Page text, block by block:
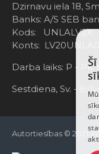
Dzirnavu iela 18,
Banks: A/S SEB
Kods: UNLALV2X
Konts:
Darba laiks: P - Pk.
Sestdiena, Sv. -
Autortiesības © 2021-